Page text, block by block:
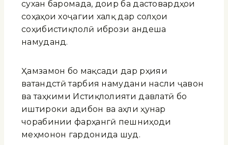
сухан баромада, доир ба дастовардҳои
соҳаҳои хоҷагии халқ дар солҳои
соҳибистиқлолӣ ибрози андеша
намуданд.
Ҳамзамон бо мақсади дар рӯҳияи
ватандӯстӣ тарбия намудани насли ҷавон
ва таҳкими Истиқлолияти давлатӣ бо
иштироки адибон ва аҳли ҳунар
чорабинии фарҳангӣ пешниҳоди
меҳмонон гардонида шуд.